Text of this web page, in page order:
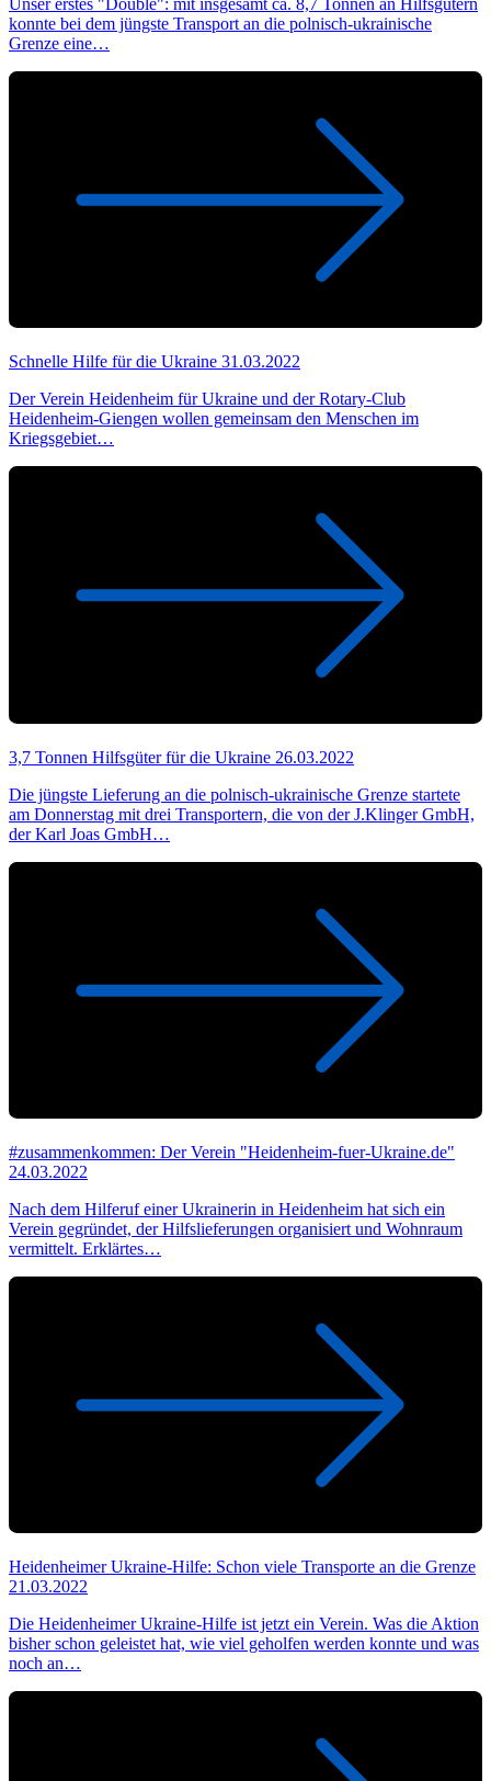
Unser erstes "Double": mit insgesamt ca. 8,7 Tonnen an Hilfsgütern
konnte bei dem jüngste Transport an die polnisch-ukrainische
Grenze eine…
Schnelle Hilfe für die Ukraine 31.03.2022
Der Verein Heidenheim für Ukraine und der Rotary-Club
Heidenheim-Giengen wollen gemeinsam den Menschen im
Kriegsgebiet…
3,7 Tonnen Hilfsgüter für die Ukraine 26.03.2022
Die jüngste Lieferung an die polnisch-ukrainische Grenze startete
am Donnerstag mit drei Transportern, die von der J.Klinger GmbH,
der Karl Joas GmbH…
#zusammenkommen: Der Verein "Heidenheim-fuer-Ukraine.de"
24.03.2022
Nach dem Hilferuf einer Ukrainerin in Heidenheim hat sich ein
Verein gegründet, der Hilfslieferungen organisiert und Wohnraum
vermittelt. Erklärtes…
Heidenheimer Ukraine-Hilfe: Schon viele Transporte an die Grenze
21.03.2022
Die Heidenheimer Ukraine-Hilfe ist jetzt ein Verein. Was die Aktion
bisher schon geleistet hat, wie viel geholfen werden konnte und was
noch an…